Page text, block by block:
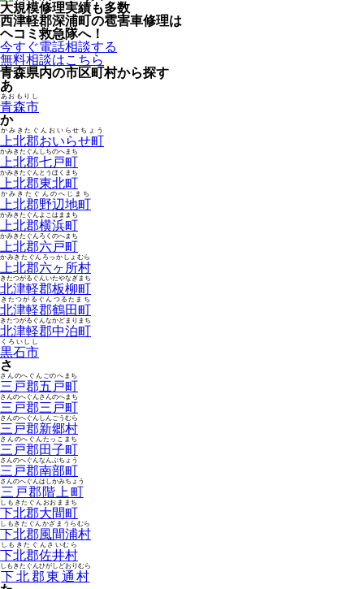
大規模修理実績も多数
西津軽郡深浦町の雹害車修理は
ヘコミ救急隊へ！
今すぐ電話相談する
無料相談はこちら
青森県内の市区町村から探す
あ
青森市
あおもりし
か
上北郡おいらせ町
かみきたぐんおいらせちょう
上北郡七戸町
かみきたぐんしちのへまち
上北郡東北町
かみきたぐんとうほくまち
上北郡野辺地町
かみきたぐんのへじまち
上北郡横浜町
かみきたぐんよこはままち
上北郡六戸町
かみきたぐんろくのへまち
上北郡六ヶ所村
かみきたぐんろっかしょむら
北津軽郡板柳町
きたつがるぐんいたやなぎまち
北津軽郡鶴田町
きたつがるぐんつるたまち
北津軽郡中泊町
きたつがるぐんなかどまりまち
黒石市
くろいしし
さ
三戸郡五戸町
さんのへぐんごのへまち
三戸郡三戸町
さんのへぐんさんのへまち
三戸郡新郷村
さんのへぐんしんごうむら
三戸郡田子町
さんのへぐんたっこまち
三戸郡南部町
さんのへぐんなんぶちょう
三戸郡階上町
さんのへぐんはしかみちょう
下北郡大間町
しもきたぐんおおままち
下北郡風間浦村
しもきたぐんかざまうらむら
下北郡佐井村
しもきたぐんさいむら
下北郡東通村
しもきたぐんひがしどおりむら